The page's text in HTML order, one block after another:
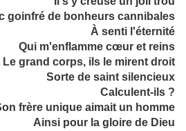
goinfré de bonheurs cannibales
À senti l'éternité
Qui m'enflamme cœur et reins
Le grand corps, ils le mirent droit
Sorte de saint silencieux
Calculent-ils ?
frère unique aimait un homme
Ainsi pour la gloire de Dieu